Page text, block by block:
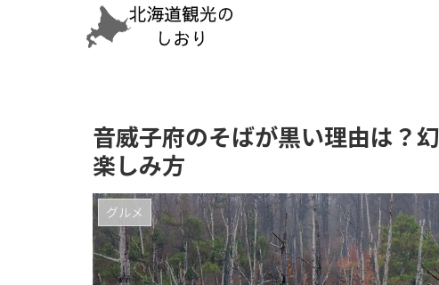
音威子府のそばが黒い理由は？
楽しみ方
グルメ